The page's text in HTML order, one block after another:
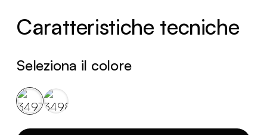
Caratteristiche tecniche
Seleziona il colore